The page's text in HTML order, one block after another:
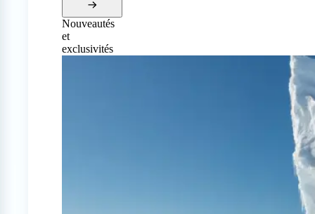
Nouveautés
et
exclusivités